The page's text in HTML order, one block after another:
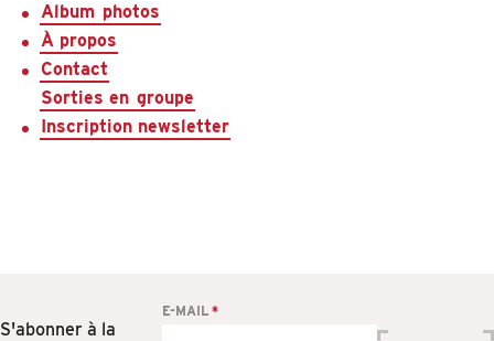
Album photos
À propos
Contact
Sorties en groupe
Inscription newsletter
S'abonner à la
Formulaire
E-MAIL *